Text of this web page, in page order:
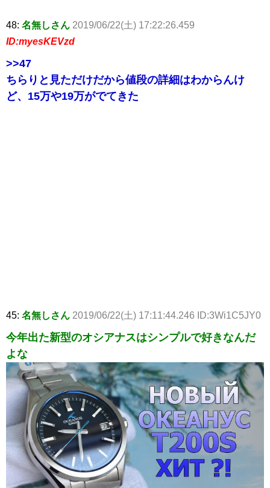
48: 名無しさん 2019/06/22(土) 17:22:26.459
ID:myesKEVzd
>>47
ちらりと見ただけだから値段の詳細はわからんけ
ど、15万や19万がでてきた
45: 名無しさん 2019/06/22(土) 17:11:44.246 ID:3Wi1C5JY0
今年出た新型のオシアナスはシンプルで好きなんだ
よな